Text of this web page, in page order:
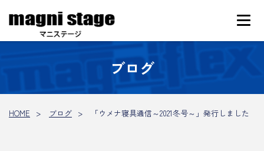
ブログ
HOME ブログ 「ウメナ寝具通信～2021冬号～」発行しました